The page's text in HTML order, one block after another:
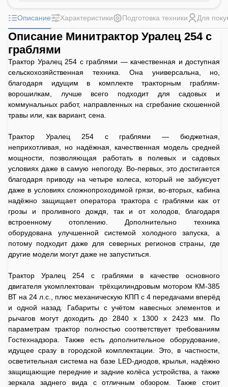
Описание Характеристики Подготовка техники Для
Описание Минитрактор Уралец 254 с
граблями
Трактор Уралец 254 с граблями — качественная и доступная
сельскохозяйственная техника. Она универсальна, но,
благодаря идущим в комплекте тракторным граблям-
ворошилкам, лучше всего подходит для садовых и
коммунальных работ, направленных на сгребание скошенной
травы или, как вариант, сена.
Трактор Уралец 254 с граблями — бюджетная,
неприхотливая, но надёжная, качественная модель средней
мощности, позволяющая работать в полевых и садовых
условиях даже в самую непогоду. Во-первых, это достигается
благодаря приводу на четыре колеса, который не забуксует
даже в условиях сложнопроходимой грязи, во-вторых, кабина
надёжно защищает оператора трактора с граблями как от
грозы и проливного дождя, так и от холодов, благодаря
встроенному отоплению. Дополнительно техника
оборудована улучшенной системой холодного запуска, а
потому подходит даже для северных регионов страны, где
другие модели могут даже не запуститься.
Трактор Уралец 254 с граблями в качестве основного
двигателя укомплектован трёхцилиндровым мотором КМ-385
ВТ на 24 л.с., плюс механическую КПП с 4 передачами вперёд
и одной назад. Габариты с учётом навесных элементов и
рычагов могут доходить до 2840 х 1300 х 2423 мм. По
параметрам трактор полностью соответствует требованиям
Гостехнадзора. Также есть дополнительное оборудование,
идущее сразу в городской комплектации. Это, в частности,
осветительная система на базе LED-диодов, крылья, надёжно
защищающие передние и задние колёса устройства, а также
зеркала заднего вида с отличным обзором. Также стоит